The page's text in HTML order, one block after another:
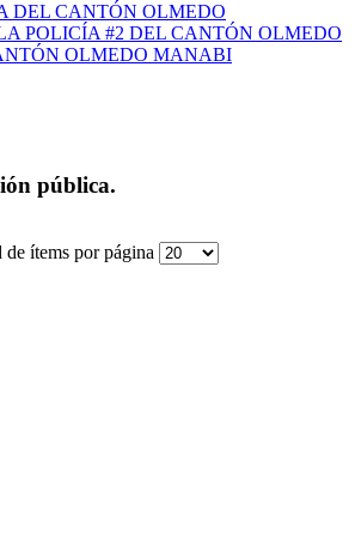
DEL CANTÓN OLMEDO
POLICÍA #2 DEL CANTÓN OLMEDO
OLMEDO MANABI
pública.
de ítems por página